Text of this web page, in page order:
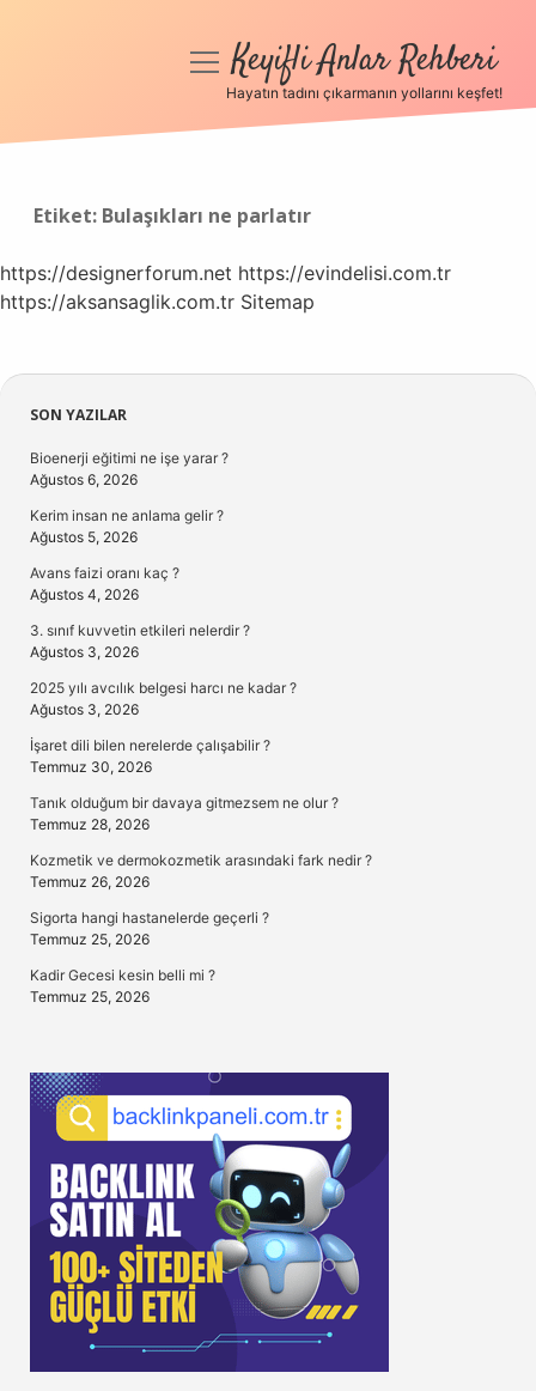
Anasayfa
Hakkımızda
menüyüKeyifli Anlar Rehberi
Hayatın tadını çıkarmanın yollarını keşfet!
Etiket: Bulaşıkları ne parlatır
https://designerforum.net https://evindelisi.com.tr
https://aksansaglik.com.tr Sitemap
Sidebar
SON YAZILAR
Bioenerji eğitimi ne işe yarar ?
Ağustos 6, 2026
Kerim insan ne anlama gelir ?
Ağustos 5, 2026
Avans faizi oranı kaç ?
Ağustos 4, 2026
3. sınıf kuvvetin etkileri nelerdir ?
Ağustos 3, 2026
2025 yılı avcılık belgesi harcı ne kadar ?
Ağustos 3, 2026
İşaret dili bilen nerelerde çalışabilir ?
Temmuz 30, 2026
Tanık olduğum bir davaya gitmezsem ne olur ?
Temmuz 28, 2026
Kozmetik ve dermokozmetik arasındaki fark nedir ?
Temmuz 26, 2026
Sigorta hangi hastanelerde geçerli ?
Temmuz 25, 2026
Kadir Gecesi kesin belli mi ?
Temmuz 25, 2026